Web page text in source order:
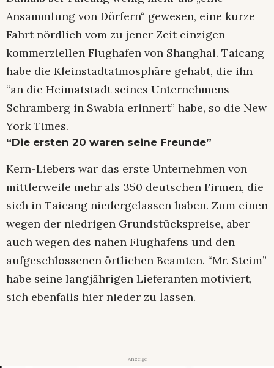
Ansammlung von Dörfern“ gewesen, eine kurze
Fahrt nördlich vom zu jener Zeit einzigen
kommerziellen Flughafen von Shanghai. Taicang
habe die Kleinstadtatmosphäre gehabt, die ihn
“an die Heimatstadt seines Unternehmens
Schramberg in Swabia erinnert” habe, so die New
York Times.
“Die ersten 20 waren seine Freunde”
Kern-Liebers war das erste Unternehmen von
mittlerweile mehr als 350 deutschen Firmen, die
sich in Taicang niedergelassen haben. Zum einen
wegen der niedrigen Grundstückspreise, aber
auch wegen des nahen Flughafens und den
aufgeschlossenen örtlichen Beamten. “Mr. Steim”
habe seine langjährigen Lieferanten motiviert,
sich ebenfalls hier nieder zu lassen.
- Anzeige -